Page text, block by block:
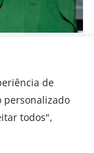
de
personalizado
todos",
de